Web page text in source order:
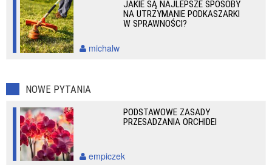
JAKIE SĄ NAJLEPSZE SPOSOBY
NA UTRZYMANIE PODKASZARKI
W SPRAWNOŚCI?
michalw
NOWE PYTANIA
PODSTAWOWE ZASADY
PRZESADZANIA ORCHIDEI
empiczek